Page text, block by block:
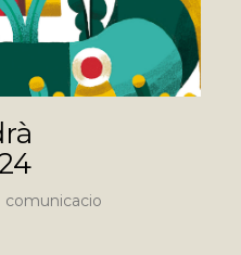
comunicacio